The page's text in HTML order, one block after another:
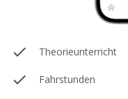
Theorieunterricht
Fahrstunden